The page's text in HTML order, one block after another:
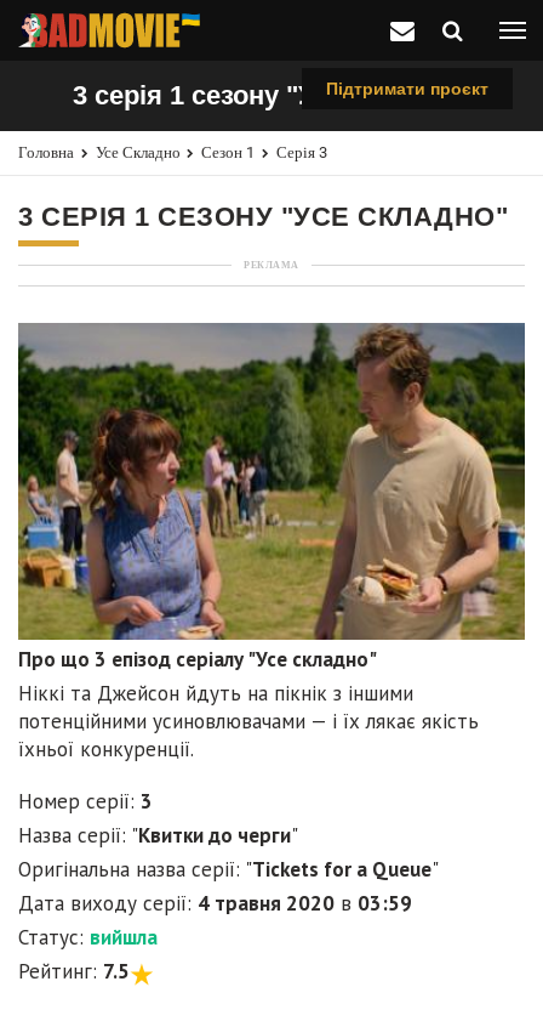
Підтримати проєкт
3 серія 1 сезону "Усе складно"
Головна Усе Складно Сезон 1 Серія 3
3 СЕРІЯ 1 СЕЗОНУ "УСЕ СКЛАДНО"
РЕКЛАМА
Про що 3 епізод серіалу "Усе складно"
Ніккі та Джейсон йдуть на пікнік з іншими
потенційними усиновлювачами — і їх лякає якість
їхньої конкуренції.
Номер серії: 3
Назва серії: "Квитки до черги"
Оригінальна назва серії: "Tickets for a Queue"
Дата виходу серії: 4 травня 2020 в 03:59
Статус: вийшла
Рейтинг: 7.5